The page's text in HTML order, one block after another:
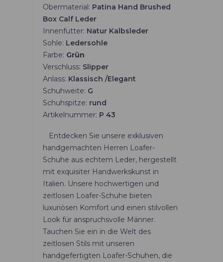
Obermaterial: Patina Hand Brushed
Box Calf Leder
Innenfutter: Natur Kalbsleder
Sohle: Ledersohle
Farbe: Grün
Verschluss: Slipper
Anlass: Klassisch /Elegant
Schuhweite: G
Schuhspitze: rund
Artikelnummer: P 43
Entdecken Sie unsere exklusiven
handgemachten Herren Loafer-
Schuhe aus echtem Leder, hergestellt
mit exquisiter Handwerkskunst in
Italien. Unsere hochwertigen und
zeitlosen Loafer-Schuhe bieten
luxuriösen Komfort und einen stilvollen
Look für anspruchsvolle Männer.
Tauchen Sie ein in die Welt des
zeitlosen Stils mit unseren
handgefertigten Loafer-Schuhen, die